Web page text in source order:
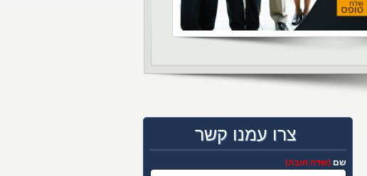
צרו עמנו קשר
שם (שדה חובה)